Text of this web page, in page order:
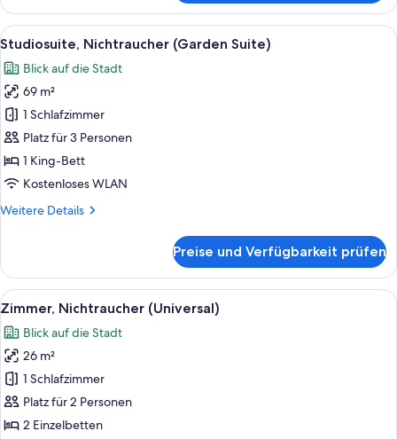
Zweibettzimmer,
Nichtraucher
(Single
Stay)
Alle
Fotos
für
Studiosuite,
Nichtraucher
(Garden
Suite)
anzeigen
Eine Dachterrasse mit Blick auf die
23
Studiosuite, Nichtraucher (Garden Suite)
Blick auf die Stadt
69 m²
1 Schlafzimmer
Platz für 3 Personen
1 King-Bett
Kostenloses WLAN
Weitere Details
Weitere
Nichtraucher
(Garden
Suite)
Preise und Verfügbarkeit prüfen
Alle
Fotos
für
Zimmer,
Nichtraucher
(Universal)
anzeigen
Ein Hotelzimmer mit zwei Betten,
18
Zimmer, Nichtraucher (Universal)
Blick auf die Stadt
26 m²
1 Schlafzimmer
Platz für 2 Personen
2 Einzelbetten